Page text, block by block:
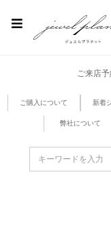
ご来店
ご購入について 新着
弊社について